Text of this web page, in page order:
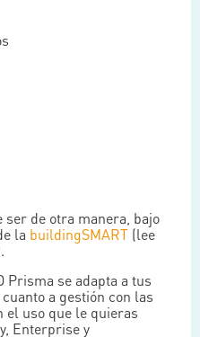
ser de otra manera, bajo
la buildingSMART (lee
Prisma se adapta a tus
a gestión con las
el uso que le quieras
Enterprise y